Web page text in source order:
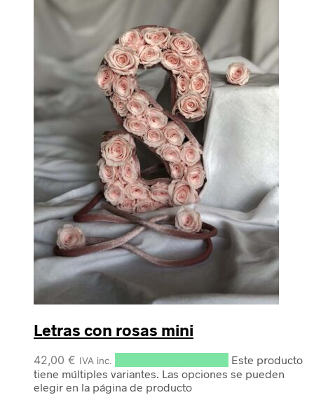
Letras con rosas mini
42,00 € IVA inc.
Este producto
tiene múltiples variantes. Las opciones se pueden
elegir en la página de producto